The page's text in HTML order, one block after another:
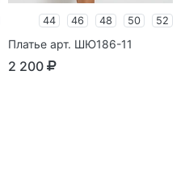
44 46 48 50 52
Платье арт. ШЮ186-11
2 200